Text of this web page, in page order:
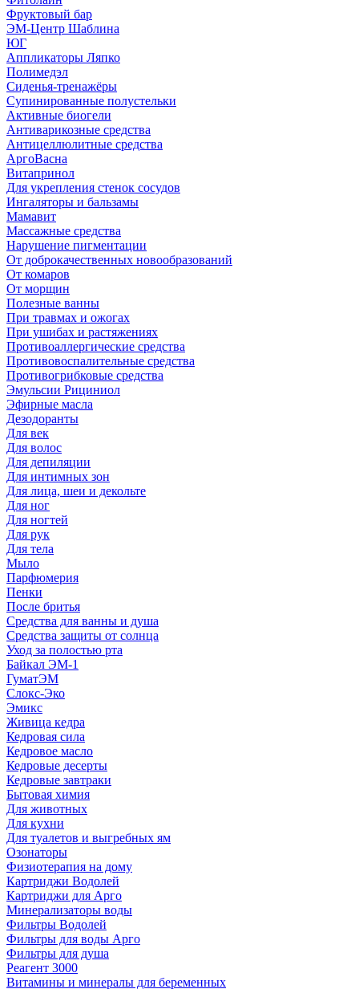
Фруктовый бар
ЭМ-Центр Шаблина
ЮГ
Аппликаторы Ляпко
Полимедэл
Сиденья-тренажёры
Супинированные полустельки
Активные биогели
Антиварикозные средства
Антицеллюлитные средства
АргоВасна
Витапринол
Для укрепления стенок сосудов
Ингаляторы и бальзамы
Мамавит
Массажные средства
Нарушение пигментации
От доброкачественных новообразований
От комаров
От морщин
Полезные ванны
При травмах и ожогах
При ушибах и растяжениях
Противоаллергические средства
Противовоспалительные средства
Противогрибковые средства
Эмульсии Рициниол
Эфирные масла
Дезодоранты
Для век
Для волос
Для депиляции
Для интимных зон
Для лица, шеи и декольте
Для ног
Для ногтей
Для рук
Для тела
Мыло
Парфюмерия
Пенки
После бритья
Средства для ванны и душа
Средства защиты от солнца
Уход за полостью рта
Байкал ЭМ-1
ГуматЭМ
Слокс-Эко
Эмикс
Живица кедра
Кедровая сила
Кедровое масло
Кедровые десерты
Кедровые завтраки
Бытовая химия
Для животных
Для кухни
Для туалетов и выгребных ям
Озонаторы
Физиотерапия на дому
Картриджи Водолей
Картриджи для Арго
Минерализаторы воды
Фильтры Водолей
Фильтры для воды Арго
Фильтры для душа
Реагент 3000
Витамины и минералы для беременных